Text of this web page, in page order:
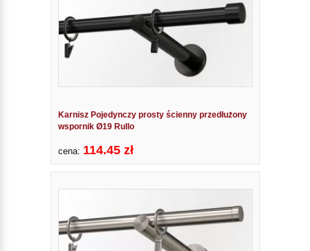
Karnisz Pojedynczy prosty ścienny przedłużony
wspornik Ø19 Rullo
cena: 114.45 zł